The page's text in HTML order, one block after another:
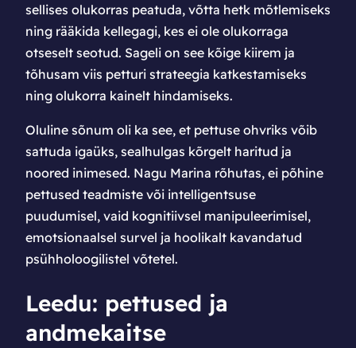
sellises olukorras peatuda, võtta hetk mõtlemiseks
ning rääkida kellegagi, kes ei ole olukorraga
otseselt seotud. Sageli on see kõige kiirem ja
tõhusam viis petturi strateegia katkestamiseks
ning olukorra kainelt hindamiseks.
Oluline sõnum oli ka see, et pettuse ohvriks võib
sattuda igaüks, sealhulgas kõrgelt haritud ja
noored inimesed. Nagu Marina rõhutas, ei põhine
pettused teadmiste või intelligentsuse
puudumisel, vaid kognitiivsel manipuleerimisel,
emotsionaalsel survel ja hoolikalt kavandatud
psühholoogilistel võtetel.
Leedu: pettused ja
andmekaitse